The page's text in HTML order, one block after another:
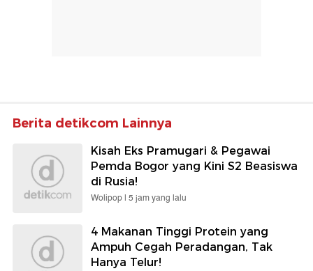
Berita detikcom Lainnya
Kisah Eks Pramugari & Pegawai
Pemda Bogor yang Kini S2 Beasiswa
di Rusia!
Wolipop | 5 jam yang lalu
4 Makanan Tinggi Protein yang
Ampuh Cegah Peradangan, Tak
Hanya Telur!